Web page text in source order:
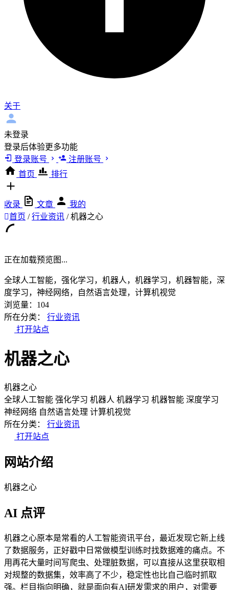
关于
未登录
登录后体验更多功能
登录账号
注册账号
首页
排行
收录 文章
我的
首页 / 行业资讯 / 机器之心
正在加载预览图...
全球人工智能，强化学习，机器人，机器学习，机器智能，深
度学习，神经网络，自然语言处理，计算机视觉
浏览量：104
所在分类：
行业资讯
打开站点
机器之心
机器之心
全球人工智能 强化学习 机器人 机器学习 机器智能 深度学习
神经网络 自然语言处理 计算机视觉
所在分类：
行业资讯
打开站点
网站介绍
机器之心
AI 点评
机器之心原本是常看的人工智能资讯平台，最近发现它新上线
了数据服务，正好戳中日常做模型训练时找数据难的痛点。不
用再花大量时间写爬虫、处理脏数据，可以直接从这里获取相
对规整的数据集，效率高了不少，稳定性也比自己临时抓取
强。栏目指向明确，就是面向有AI研发需求的用户，对需要